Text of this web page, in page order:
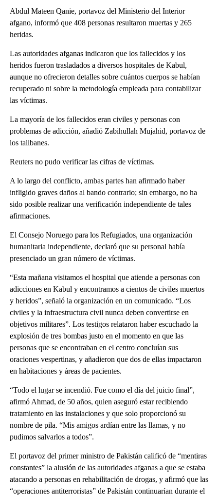
Abdul Mateen Qanie, portavoz del Ministerio del Interior
afgano, informó que 408 personas resultaron muertas y 265
heridas.
Las autoridades afganas indicaron que los fallecidos y los
heridos fueron trasladados a diversos hospitales de Kabul,
aunque no ofrecieron detalles sobre cuántos cuerpos se habían
recuperado ni sobre la metodología empleada para contabilizar
las víctimas.
La mayoría de los fallecidos eran civiles y personas con
problemas de adicción, añadió Zabihullah Mujahid, portavoz de
los talibanes.
Reuters no pudo verificar las cifras de víctimas.
A lo largo del conflicto, ambas partes han afirmado haber
infligido graves daños al bando contrario; sin embargo, no ha
sido posible realizar una verificación independiente de tales
afirmaciones.
El Consejo Noruego para los Refugiados, una organización
humanitaria independiente, declaró que su personal había
presenciado un gran número de víctimas.
“Esta mañana visitamos el hospital que atiende a personas con
adicciones en Kabul y encontramos a cientos de civiles muertos
y heridos”, señaló la organización en un comunicado. “Los
civiles y la infraestructura civil nunca deben convertirse en
objetivos militares”. Los testigos relataron haber escuchado la
explosión de tres bombas justo en el momento en que las
personas que se encontraban en el centro concluían sus
oraciones vespertinas, y añadieron que dos de ellas impactaron
en habitaciones y áreas de pacientes.
“Todo el lugar se incendió. Fue como el día del juicio final”,
afirmó Ahmad, de 50 años, quien aseguró estar recibiendo
tratamiento en las instalaciones y que solo proporcionó su
nombre de pila. “Mis amigos ardían entre las llamas, y no
pudimos salvarlos a todos”.
El portavoz del primer ministro de Pakistán calificó de “mentiras
constantes” la alusión de las autoridades afganas a que se estaba
atacando a personas en rehabilitación de drogas, y afirmó que las
“operaciones antiterroristas” de Pakistán continuarían durante el